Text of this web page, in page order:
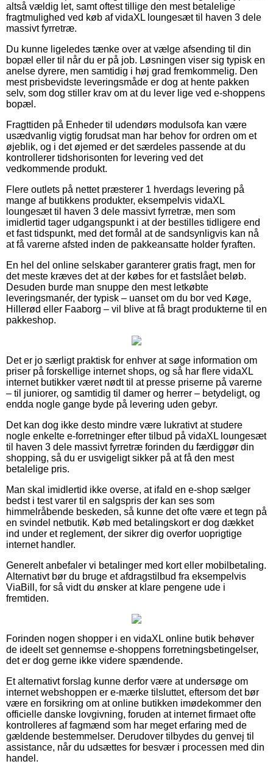
altså vældig let, samt oftest tillige den mest betalelige
fragtmulighed ved køb af vidaXL loungesæt til haven 3 dele
massivt fyrretræ.
Du kunne ligeledes tænke over at vælge afsending til din
bopæl eller til når du er på job. Løsningen viser sig typisk en
anelse dyrere, men samtidig i høj grad fremkommelig. Den
mest prisbevidste leveringsmåde er dog at hente pakken
selv, som dog stiller krav om at du lever lige ved e-shoppens
bopæl.
Fragttiden på Enheder til udendørs modulsofa kan være
usædvanlig vigtig forudsat man har behov for ordren om et
øjeblik, og i det øjemed er det særdeles passende at du
kontrollerer tidshorisonten for levering ved det
vedkommende produkt.
Flere outlets på nettet præsterer 1 hverdags levering på
mange af butikkens produkter, eksempelvis vidaXL
loungesæt til haven 3 dele massivt fyrretræ, men som
imidlertid tager udgangspunkt i at der bestilles tidligere end
et fast tidspunkt, med det formål at de sandsynligvis kan nå
at få varerne afsted inden de pakkeansatte holder fyraften.
En hel del online selskaber garanterer gratis fragt, men for
det meste kræves det at der købes for et fastslået beløb.
Desuden burde man snuppe den mest letkøbte
leveringsmanér, der typisk – uanset om du bor ved Køge,
Hillerød eller Faaborg – vil blive at få bragt produkterne til en
pakkeshop.
Det er jo særligt praktisk for enhver at søge information om
priser på forskellige internet shops, og så har flere vidaXL
internet butikker været nødt til at presse priserne på varerne
– til juniorer, og samtidig til damer og herrer – betydeligt, og
endda nogle gange byde på levering uden gebyr.
Det kan dog ikke desto mindre være lukrativt at studere
nogle enkelte e-forretninger efter tilbud på vidaXL loungesæt
til haven 3 dele massivt fyrretræ forinden du færdiggør din
shopping, så du er usvigeligt sikker på at få den mest
betalelige pris.
Man skal imidlertid ikke overse, at ifald en e-shop sælger
bedst i test varer til en salgspris der kan ses som
himmelråbende beskeden, så kunne det ofte være et tegn på
en svindel netbutik. Køb med betalingskort er dog dækket
ind under et reglement, der sikrer dig overfor uoprigtige
internet handler.
Generelt anbefaler vi betalinger med kort eller mobilbetaling.
Alternativt bør du bruge et afdragstilbud fra eksempelvis
ViaBill, for så vidt du ønsker at klare pengene ude i
fremtiden.
Forinden nogen shopper i en vidaXL online butik behøver
de ideelt set gennemse e-shoppens forretningsbetingelser,
det er dog gerne ikke videre spændende.
Et alternativt forslag kunne derfor være at undersøge om
internet webshoppen er e-mærke tilsluttet, eftersom det bør
være en forsikring om at online butikken imødekommer den
officielle danske lovgivning, foruden at internet firmaet ofte
kontrolleres af fagmænd som har meget erfaring med de
gældende bestemmelser. Derudover tilbydes du genvej til
assistance, når du udsættes for besvær i processen med din
handel.